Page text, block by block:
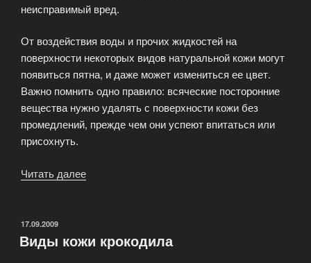
неисправимый вред.
От воздействия воды и прочих жидкостей на
поверхности некоторых видов натуральной кожи могут
появиться пятна, и даже может измениться ее цвет.
Важно помнить одно правило: всяческие посторонние
вещества нужно удалять с поверхности кожи без
промедлений, прежде чем они успеют впитаться или
присохнуть.
Читать далее
кожи
ОПУБЛИКОВАНО
17.09.2009
Виды кожи крокодила